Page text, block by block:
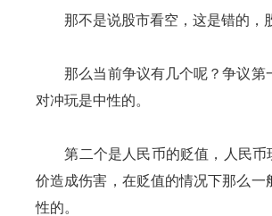
那不是说股市看空，这是错的，股
那么当前争议有几个呢？争议第
对冲玩是中性的。
第二个是人民币的贬值，人民币
价造成伤害，在贬值的情况下那么
性的。